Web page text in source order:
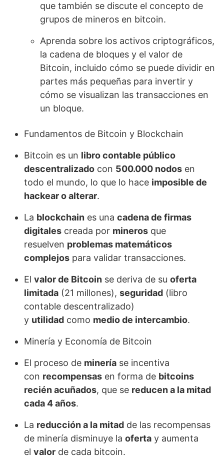
que también se discute el concepto de
grupos de mineros en bitcoin.
Aprenda sobre los activos criptográficos,
la cadena de bloques y el valor de
Bitcoin, incluido cómo se puede dividir en
partes más pequeñas para invertir y
cómo se visualizan las transacciones en
un bloque.
Fundamentos de Bitcoin y Blockchain
Bitcoin es un libro contable público
descentralizado con 500.000 nodos en
todo el mundo, lo que lo hace imposible de
hackear o alterar.
La blockchain es una cadena de firmas
digitales creada por mineros que
resuelven problemas matemáticos
complejos para validar transacciones.
El valor de Bitcoin se deriva de su oferta
limitada (21 millones), seguridad (libro
contable descentralizado)
y utilidad como medio de intercambio.
Minería y Economía de Bitcoin
El proceso de minería se incentiva
con recompensas en forma de bitcoins
recién acuñados, que se reducen a la mitad
cada 4 años.
La reducción a la mitad de las recompensas
de minería disminuye la oferta y aumenta
el valor de cada bitcoin.